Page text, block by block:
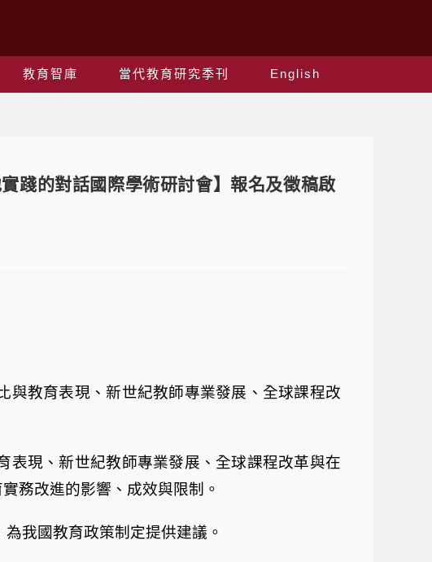
教育智庫 當代教育研究季刊 English
踐的對話國際學術研討會】報名及徵稿啟
與教育表現、新世紀教師專業發展、全球課程改
表現、新世紀教師專業發展、全球課程改革與在
務改進的影響、成效與限制。
我國教育政策制定提供建議。